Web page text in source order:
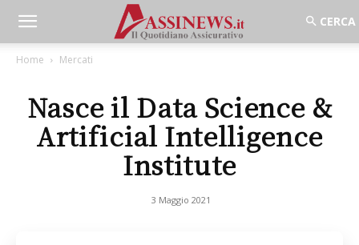
Home Mercati
Nasce il Data Science &
Artificial Intelligence
Institute
3 Maggio 2021